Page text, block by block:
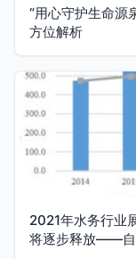
“用心守护生命源
方位解析
2021年水务行业
将逐步释放——自